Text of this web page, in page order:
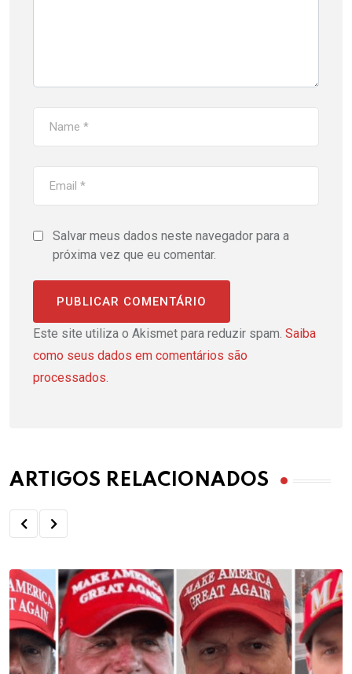
Salvar meus dados neste navegador para a
próxima vez que eu comentar.
Este site utiliza o Akismet para reduzir spam. Saiba
como seus dados em comentários são
processados.
ARTIGOS RELACIONADOS